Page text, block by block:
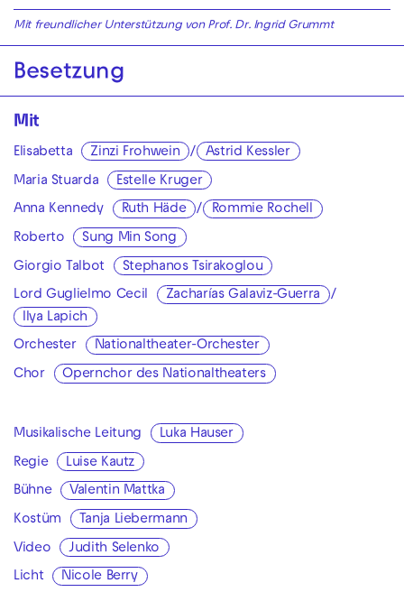
Mit freundlicher Unterstützung vonProf. Dr. Ingrid Grummt
Besetzung
Mit
Elisabetta Zinzi Frohwein / Astrid Kessler
Maria Stuarda Estelle Kruger
Anna Kennedy Ruth Häde / Rommie Rochell
Roberto Sung Min Song
Giorgio Talbot Stephanos Tsirakoglou
Lord Guglielmo Cecil Zacharías Galaviz-Guerra
/
Ilya Lapich
Orchester Nationaltheater-Orchester
Chor Opernchor des Nationaltheaters
Musikalische Leitung Luka Hauser
Regie Luise Kautz
Bühne Valentin Mattka
Kostüm Tanja Liebermann
Video Judith Selenko
Licht Nicole Berry